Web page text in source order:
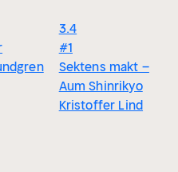
3.4
#1
Sektens makt –
Aum Shinrikyo
Kristoffer Lind